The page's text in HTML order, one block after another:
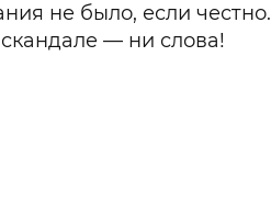
не было, если честно.
— ни слова!